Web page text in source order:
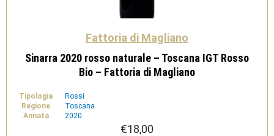
Fattoria di Magliano
Sinarra 2020 rosso naturale – Toscana IGT Rosso
Bio – Fattoria di Magliano
Tipologia
Rossi
Regione
Toscana
Annata
2020
€18,00